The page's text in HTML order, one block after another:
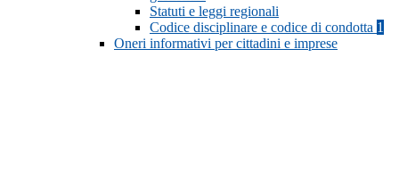
Statuti e leggi regionali
Codice disciplinare e codice di condotta 1
Oneri informativi per cittadini e imprese